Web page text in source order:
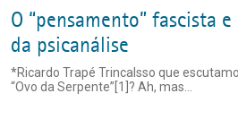
O “pensamento” fascista
da psicanálise
*Ricardo Trapé TrincaIsso que
“Ovo da Serpente”[1]? Ah, mas...